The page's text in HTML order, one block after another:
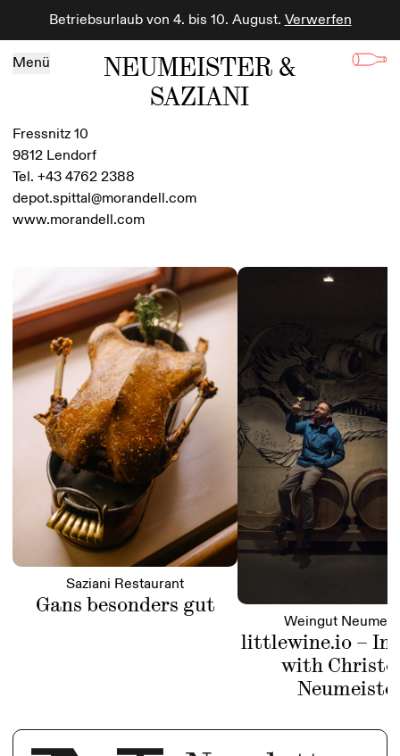
Betriebsurlaub von 4. bis 10. August. Verwerfen
Menü
NEUMEISTER &
SAZIANI
Fressnitz 10
9812 Lendorf
Tel. +43 4762 2388
depot.spittal@morandell.com
www.morandell.com
Saziani Restaurant
Gans besonders gut
Weingut
littlewine.io –
with